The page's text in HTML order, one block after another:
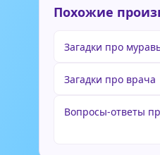
Похожие
Загадки про
Загадки про врача
Вопросы-ответы